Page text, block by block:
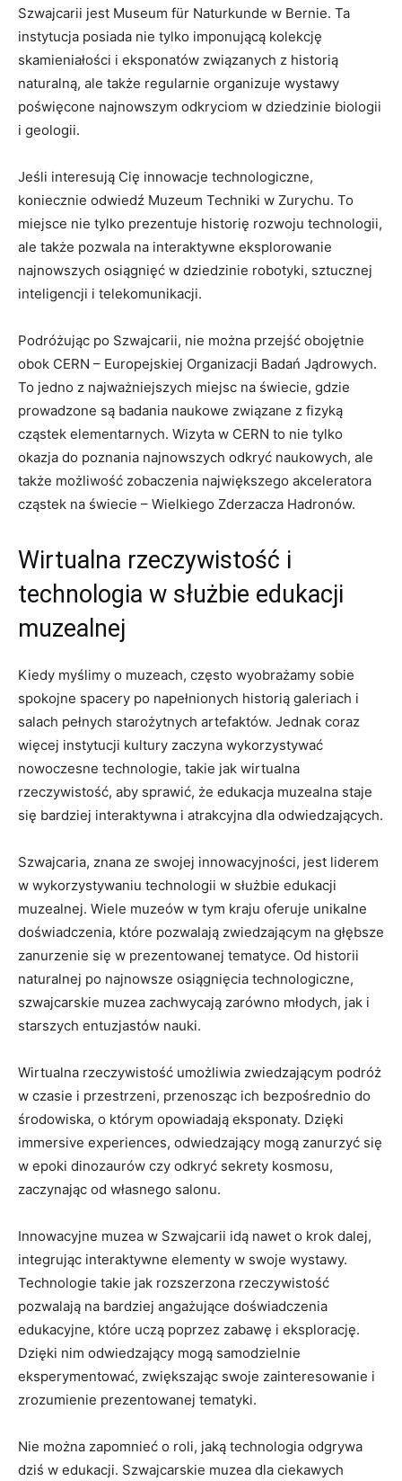
Szwajcarii ⁣jest Museum für Naturkunde w ‍Bernie.⁢ Ta
instytucja posiada nie ⁣tylko imponującą kolekcję‌
skamieniałości i eksponatów związanych z historią
naturalną, ale także regularnie organizuje wystawy
poświęcone ⁢najnowszym ⁤odkryciom w dziedzinie biologii
i geologii.
Jeśli interesują Cię​ innowacje technologiczne,
‍koniecznie ⁣odwiedź Muzeum ‌Techniki w ⁣Zurychu. To
miejsce ⁤nie tylko prezentuje ⁤historię rozwoju technologii,
ale także pozwala ‌na interaktywne eksplorowanie
najnowszych osiągnięć w⁤ dziedzinie⁤ robotyki, ‌sztucznej
inteligencji i ​telekomunikacji.
Podróżując ​po Szwajcarii,⁢ nie można przejść obojętnie
obok​ CERN – Europejskiej Organizacji Badań Jądrowych.
To jedno z najważniejszych miejsc na świecie,⁤ gdzie
prowadzone są badania ​naukowe związane z fizyką​
cząstek elementarnych. Wizyta ⁢w CERN to⁤ nie ‌tylko
okazja do poznania​ najnowszych odkryć naukowych, ale
‌także ‍możliwość zobaczenia największego akceleratora
cząstek na świecie – Wielkiego Zderzacza Hadronów.
Wirtualna rzeczywistość i
technologia ⁤w służbie edukacji
muzealnej
Kiedy myślimy⁣ o muzeach, ​często wyobrażamy​ sobie ​
spokojne spacery po napełnionych historią⁣ galeriach i
salach pełnych starożytnych artefaktów. Jednak coraz
więcej ⁤instytucji kultury zaczyna wykorzystywać
nowoczesne technologie, takie jak ‍wirtualna
rzeczywistość, aby sprawić, że edukacja muzealna staje
się bardziej interaktywna i atrakcyjna dla odwiedzających.
Szwajcaria, znana ze‍ swojej‍ innowacyjności, jest ​liderem
⁣w wykorzystywaniu technologii⁣ w służbie edukacji
muzealnej. Wiele muzeów w​ tym ​kraju ‍oferuje unikalne
doświadczenia, ⁣które ​pozwalają zwiedzającym na głębsze
​zanurzenie⁤ się ‌w prezentowanej tematyce. Od historii
naturalnej po najnowsze⁤ osiągnięcia technologiczne,
szwajcarskie muzea ‍zachwycają‍ zarówno młodych, jak i
⁢starszych entuzjastów ‍nauki.
Wirtualna rzeczywistość umożliwia zwiedzającym podróż
w czasie ‌i przestrzeni, przenosząc ich⁣ bezpośrednio ​do
środowiska,‌ o którym opowiadają eksponaty. Dzięki
immersive experiences, odwiedzający mogą⁤ zanurzyć‌ się
w epoki‍ dinozaurów czy⁣ odkryć sekrety kosmosu,
zaczynając od własnego salonu.
Innowacyjne⁢ muzea ‍w Szwajcarii idą nawet o krok‌ dalej,⁤
integrując‍ interaktywne elementy w swoje wystawy.
Technologie takie jak⁤ rozszerzona rzeczywistość
pozwalają ⁣na ⁣bardziej angażujące doświadczenia
edukacyjne, które uczą poprzez zabawę i ⁢eksplorację.
Dzięki‌ nim⁣ odwiedzający mogą samodzielnie⁤
eksperymentować, zwiększając ⁣swoje zainteresowanie i
zrozumienie ⁢prezentowanej tematyki.
Nie‍ można zapomnieć o roli, jaką‌ technologia ‍odgrywa
dziś w edukacji. Szwajcarskie ​muzea ‌dla ciekawych